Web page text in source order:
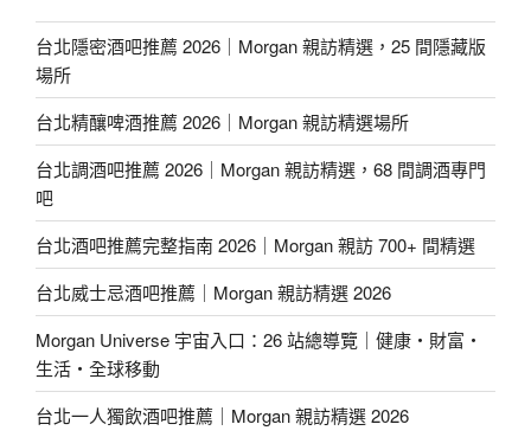
台北隱密酒吧推薦 2026｜Morgan 親訪精選，25 間隱藏版
場所
台北精釀啤酒推薦 2026｜Morgan 親訪精選場所
台北調酒吧推薦 2026｜Morgan 親訪精選，68 間調酒專門
吧
台北酒吧推薦完整指南 2026｜Morgan 親訪 700+ 間精選
台北威士忌酒吧推薦｜Morgan 親訪精選 2026
Morgan Universe 宇宙入口：26 站總導覽｜健康・財富・
生活・全球移動
台北一人獨飲酒吧推薦｜Morgan 親訪精選 2026